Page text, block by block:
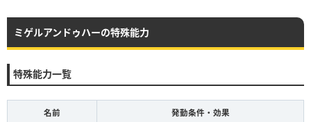
ミゲルアンドゥハーの特殊能力
特殊能力一覧
名前 発動条件・効果